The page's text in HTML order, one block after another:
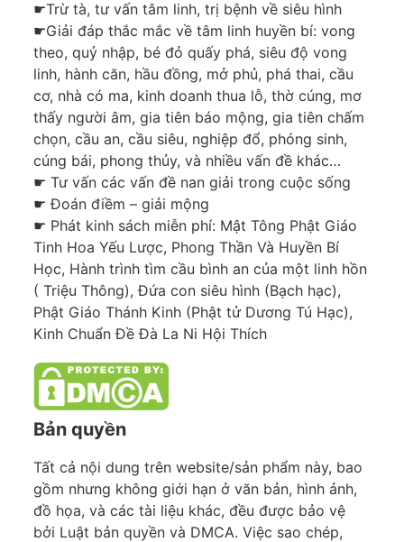
☛Trừ tà, tư vấn tâm linh, trị bệnh về siêu hình
☛Giải đáp thắc mắc về tâm linh huyền bí: vong
theo, quỷ nhập, bé đỏ quấy phá, siêu độ vong
linh, hành căn, hầu đồng, mở phủ, phá thai, cầu
cơ, nhà có ma, kinh doanh thua lỗ, thờ cúng, mơ
thấy người âm, gia tiên báo mộng, gia tiên chấm
chọn, cầu an, cầu siêu, nghiệp đổ, phóng sinh,
cúng bái, phong thủy, và nhiều vấn đề khác…
☛ Tư vấn các vấn đề nan giải trong cuộc sống
☛ Đoán điềm – giải mộng
☛ Phát kinh sách miễn phí: Mật Tông Phật Giáo
Tinh Hoa Yếu Lược, Phong Thần Và Huyền Bí
Học, Hành trình tìm cầu bình an của một linh hồn
( Triệu Thông), Đứa con siêu hình (Bạch hạc),
Phật Giáo Thánh Kinh (Phật tử Dương Tú Hạc),
Kinh Chuẩn Đề Đà La Ni Hội Thích
Bản quyền
Tất cả nội dung trên website/sản phẩm này, bao
gồm nhưng không giới hạn ở văn bản, hình ảnh,
đồ họa, và các tài liệu khác, đều được bảo vệ
bởi Luật bản quyền và DMCA. Việc sao chép,